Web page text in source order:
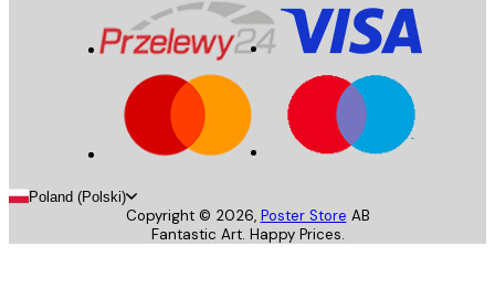
Poland (Polski)
Copyright © 2026, Poster Store AB
Fantastic Art. Happy Prices.